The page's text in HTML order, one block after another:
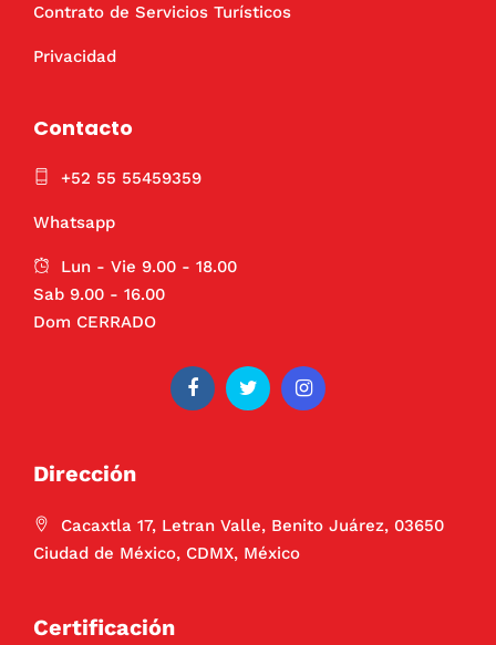
Contrato de Servicios Turísticos
Privacidad
Contacto
+52 55 55459359
Whatsapp
Lun - Vie 9.00 - 18.00
Sab 9.00 - 16.00
Dom CERRADO
Dirección
Cacaxtla 17, Letran Valle, Benito Juárez, 03650
Ciudad de México, CDMX, México
Certificación